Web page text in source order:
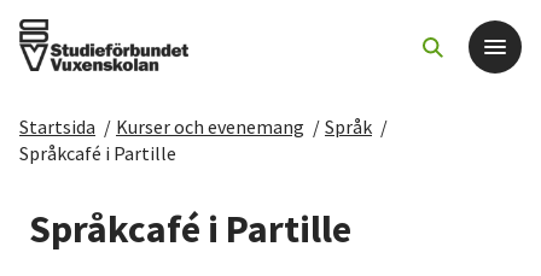
Det här gör vi
För dig som
Startsida / Kurser och evenemang / Språk /
Språkcafé i Partille
Språkcafé i Partille